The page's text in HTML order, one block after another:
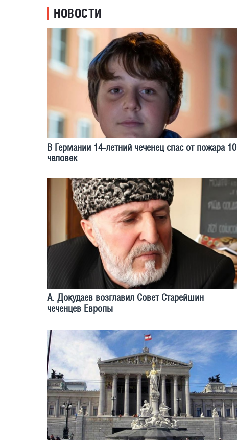
НОВОСТИ
В Германии 14-летний чеченец спас от пожара 10
человек
А. Докудаев возглавил Совет Старейшин
чеченцев Европы